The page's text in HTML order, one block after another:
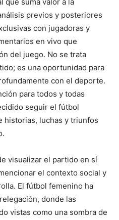
previos y posteriores
con jugadoras y
en vivo que
del juego. No se trata
es una oportunidad para
con el deporte.
para todos y todas
seguir el fútbol
historias, luchas y triunfos
visualizar el partido en sí
el contexto social y
El fútbol femenino ha
donde las
vistas como una sombra de